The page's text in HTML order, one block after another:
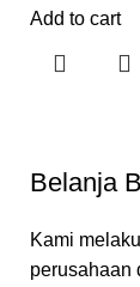
Add to cart
Belanja
Kami
perusahaan